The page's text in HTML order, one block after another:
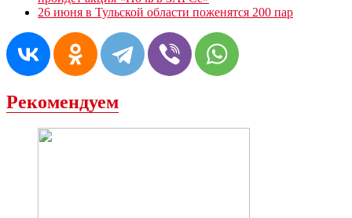
26 июня в Тульской области поженятся 200 пар
Рекомендуем